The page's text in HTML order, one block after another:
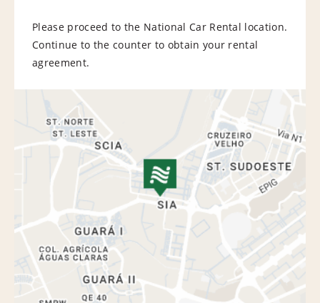
Please proceed to the National Car Rental location.
Continue to the counter to obtain your rental
agreement.